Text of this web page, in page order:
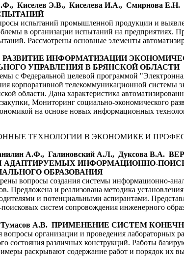
Киселев Э.В., Киселева И.А.,
испытаний промышленной продукции и
в организации испытаний на предприятиях.
Рассмотрены основные элементы
РАЗВИТИЕ ИНФОРМАТИЗАЦИИ
УПРАВЛЕНИЯ В БРЯНСКОЙ ОБЛАСТИ
с Федеральной целевой программой
корпоративной телекоммуникационной системы
области. Дана характеристика
Мониторинг социально-экономического
на основе новых информационных
ТЕХНОЛОГИИ В ЭКОНОМИКЕ И
А.Ф., Галиновский А.Л., Дуксова
АДАПТИРУЕМЫХ ИНФОРМАЦИОННО-
ОБРАЗОВАНИЯ
вопросы создания системы информационно-
Предложена и реализована методика
и потенциальными аспирантами.
систем сопровождения инженерного
Тумасов А.В. ПРИМЕНЕНИЕ СИСТЕМ
вопросы организации и проведения лабораторных
состояния различных конструкций. Работы
раскрывают содержание работ и порядок их